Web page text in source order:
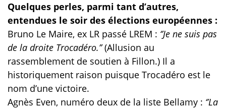
Quelques perles, parmi tant d’autres,
entendues le soir des élections européennes :
Bruno Le Maire, ex LR passé LREM : ‘’Je ne suis pas
de la droite Trocadéro.’’(Allusion au
rassemblement de soutien à Fillon.) Il a
historiquement raison puisque Trocadéro est le
nom d’une victoire.
Agnès Even, numéro deux de la liste Bellamy : ‘’La